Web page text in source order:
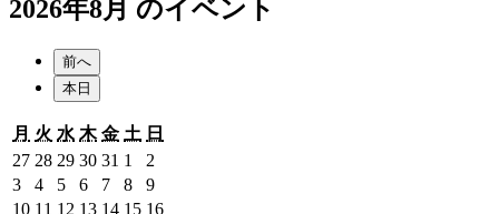
2026年8月 のイベント
前へ
本日
月 月
曜
日
火 火
曜
日
水 水
曜
日
木木
曜
日
金金
曜
日
土 土
曜
日
日
272026
年
7
282026
年
7
292026
年
7
302026
年
7
31 2026
年
7
1
2026
年
8
2
年
8
32026
年
42026
年
52026
年
62026
年
72026
年
82026
年
92026
年
102026
11 2026
12 2026
132026
142026
152026
162026